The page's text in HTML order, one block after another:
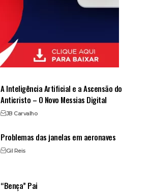
A Inteligência Artificial e a Ascensão do
Anticristo – O Novo Messias Digital
JB Carvalho
Problemas das janelas em aeronaves
Gil Reis
“Bença” Pai